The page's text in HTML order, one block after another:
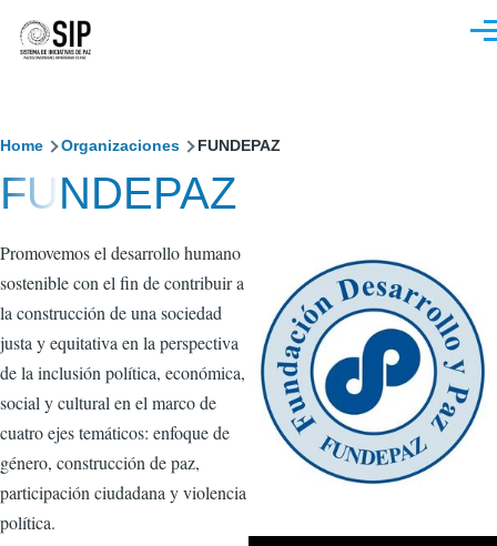
Sobrescribir
enlaces
ayuda
a
la
navegación
Home Organizaciones FUNDEPAZ
FUNDEPAZ
Promovemos el desarrollo humano
sostenible con el fin de contribuir a
la construcción de una sociedad
justa y equitativa en la perspectiva
de la inclusión política, económica,
social y cultural en el marco de
cuatro ejes temáticos: enfoque de
género, construcción de paz,
participación ciudadana y violencia
política.